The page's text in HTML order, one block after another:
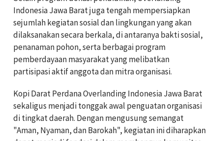
Indonesia Jawa Barat juga tengah mempersiapkan
sejumlah kegiatan sosial dan lingkungan yang akan
dilaksanakan secara berkala, di antaranya bakti sosial,
penanaman pohon, serta berbagai program
pemberdayaan masyarakat yang melibatkan
partisipasi aktif anggota dan mitra organisasi.
Kopi Darat Perdana Overlanding Indonesia Jawa Barat
sekaligus menjadi tonggak awal penguatan organisasi
di tingkat daerah. Dengan mengusung semangat
"Aman, Nyaman, dan Barokah", kegiatan ini diharapkan